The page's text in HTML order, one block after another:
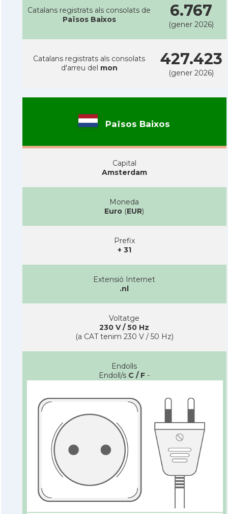
Catalans registrats als consolats de
Països Baixos
6.767
(gener 2026)
Catalans registrats als consolats
d'arreu del mon 427.423
(gener 2026)
Països Baixos
Capital
Amsterdam
Moneda
Euro (EUR)
Prefix
+ 31
Extensió Internet
.nl
Voltatge
230 V / 50 Hz
(a CAT tenim 230 V / 50 Hz)
Endolls
Endoll/s C / F -